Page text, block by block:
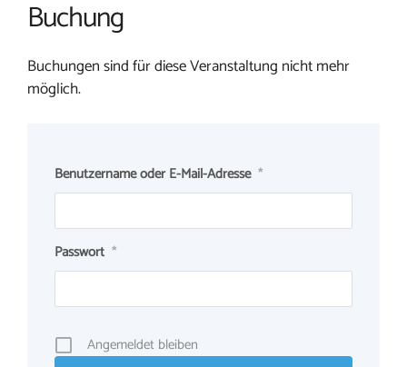
Buchung
Buchungen sind für diese Veranstaltung nicht mehr
möglich.
Benutzername oder E-Mail-Adresse *
Passwort *
Angemeldet bleiben